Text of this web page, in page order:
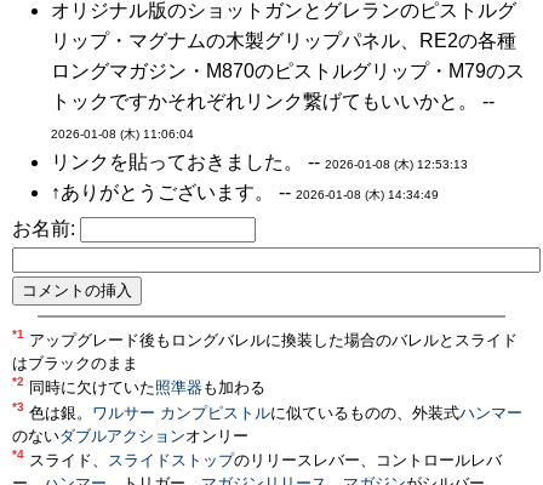
オリジナル版のショットガンとグレランのピストルグ
リップ・マグナムの木製グリップパネル、RE2の各種
ロングマガジン・M870のピストルグリップ・M79のス
トックですかそれぞれリンク繋げてもいいかと。 --
2026-01-08 (木) 11:06:04
リンクを貼っておきました。 -- 2026-01-08 (木) 12:53:13
↑ありがとうございます。 -- 2026-01-08 (木) 14:34:49
お名前:
*1
アップグレード後もロングバレルに換装した場合のバレルとスライド
はブラックのまま
*2 同時に欠けていた照準器も加わる
*3 色は銀。 ワルサー カンプピストルに似ているものの、外装式ハンマー
のないダブルアクションオンリー
*4 スライド、 スライドストップのリリースレバー、コントロールレバ